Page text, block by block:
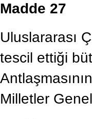
Madde 27
Uluslararası
tescil ettiği
Milletler